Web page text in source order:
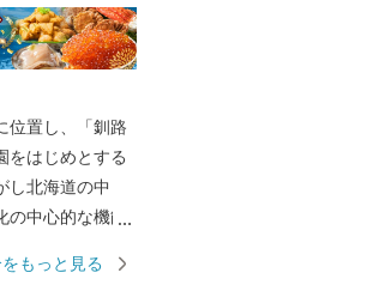
位置し、「釧路
をはじめとする
し北海道の中
中心的な機能
国内有数の水揚
もっと見る